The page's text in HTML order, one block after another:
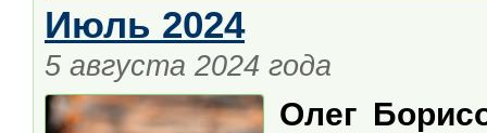
Июль 2024
5 августа 2024 года
Олег